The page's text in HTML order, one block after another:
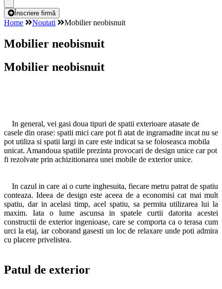
Înscriere firmă
Home Noutati Mobilier neobisnuit
Mobilier neobisnuit
Mobilier neobisnuit
In general, vei gasi doua tipuri de spatii exterioare atasate de
casele din orase: spatii mici care pot fi atat de ingramadite incat nu se
pot utiliza si spatii largi in care este indicat sa se foloseasca mobila
unicat. Amandoua spatiile prezinta provocari de design unice car pot
fi rezolvate prin achizitionarea unei mobile de exterior unice.
In cazul in care ai o curte inghesuita, fiecare metru patrat de spatiu
conteaza. Ideea de design este aceea de a economisi cat mai mult
spatiu, dar in acelasi timp, acel spatiu, sa permita utilizarea lui la
maxim. Iata o lume ascunsa in spatele curtii datorita acestei
constructii de exterior ingenioase, care se comporta ca o terasa cum
urci la etaj, iar coborand gasesti un loc de relaxare unde poti admira
cu placere privelistea.
Patul de exterior